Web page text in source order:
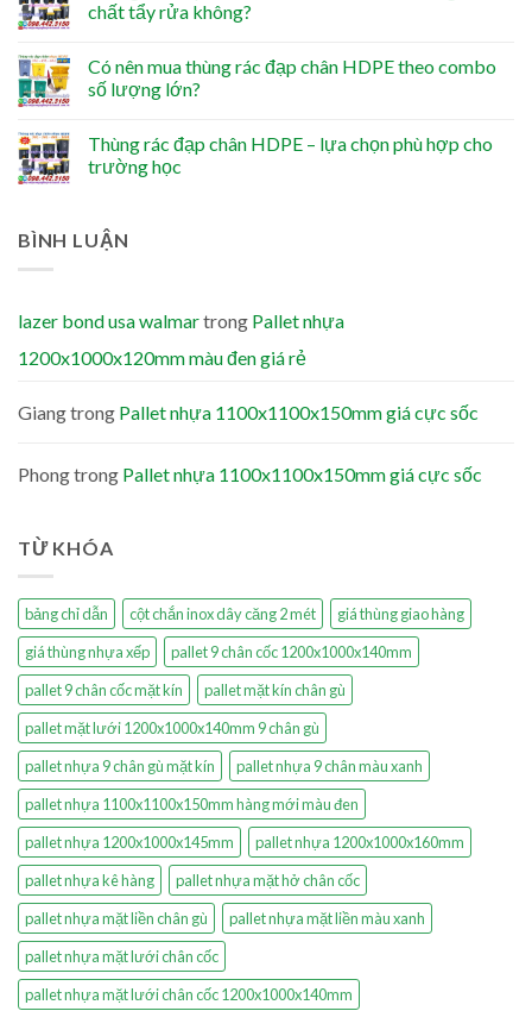
chất tẩy rửa không?
Có nên mua thùng rác đạp chân HDPE theo combo
số lượng lớn?
Thùng rác đạp chân HDPE – lựa chọn phù hợp cho
trường học
BÌNH LUẬN
lazer bond usa walmartrong Pallet nhựa
1200x1000x120mm màu đen giá rẻ
Giangtrong Pallet nhựa 1100x1100x150mm giá cực sốc
Phongtrong Pallet nhựa 1100x1100x150mm giá cực sốc
TỪ KHÓA
bảng chỉ dẫn cột chắn inox dây căng 2 mét
giá thùng giao hàng
giá thùng nhựa xếp
pallet 9 chân cốc 1200x1000x140mm
pallet 9 chân cốc mặt kín
pallet mặt kín chân gù
pallet mặt lưới 1200x1000x140mm 9 chân gù
pallet nhựa 9 chân gù mặt kín
pallet nhựa 9 chân màu xanh
pallet nhựa 1100x1100x150mm hàng mới màu đen
pallet nhựa 1200x1000x145mm
pallet nhựa 1200x1000x160mm
pallet nhựa kê hàng
pallet nhựa mặt hở chân cốc
pallet nhựa mặt liền chân gù
pallet nhựa mặt liền màu xanh
pallet nhựa mặt lưới chân cốc
pallet nhựa mặt lưới chân cốc 1200x1000x140mm